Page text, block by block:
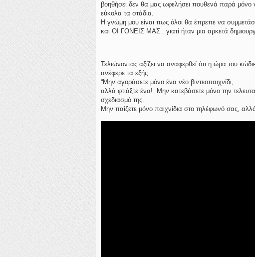
βοηθήσει δεν θα μας ωφελήσει πουθενά παρά μόνο
εύκολα τα στάδια.
Η γνώμη μου είναι πως όλοι θα έπρεπε να
και ΟΙ ΓΟΝΕΙΣ ΜΑΣ.. γιατί ήταν μια αρκετά
Τελιώνοντας αξίζει να αναφερθεί ότι η ώρα του
ανέφερε τα εξής :
“Μην αγοράσετε μόνο ένα νέο βιντεοπαιχνίδι,
αλλά φτιάξτε ένα! Μην κατεβάσετε μόνο την
σχεδιασμό της.
Μην παίζετε μόνο παιχνίδια στο τηλέφωνό σας,